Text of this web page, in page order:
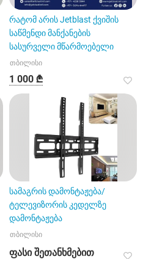
რატომ არის Jetblast ქვიშის
საწმენდი მანქანების
სასურველი მწარმოებელი
თბილისი
1 000 ₾
სამაგრის დამონტაჟება/
ტელევიზორის კედელზე
დამონტაჟება
თბილისი
ფასი შეთანხმებით